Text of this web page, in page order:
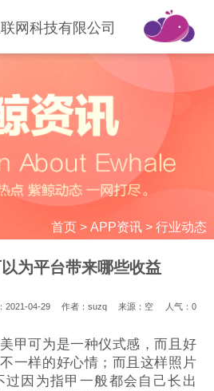
网科技有限公司
首页> APP资讯> 行业动态
为平台带来哪些收益
2021-04-29 作者：suzq 来源：空 人气： 0
甲可为是一种仪式感，而且好
一样的好心情；而且这样照片
过因为指甲一般都会自己长出